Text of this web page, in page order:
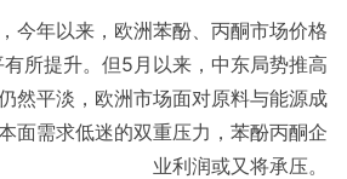
今年以来，欧洲苯酚、丙酮市场价格
所提升。但5月以来，中东局势推高
然平淡，欧洲市场面对原料与能源成
面需求低迷的双重压力，苯酚丙酮企
业利润或又将承压。